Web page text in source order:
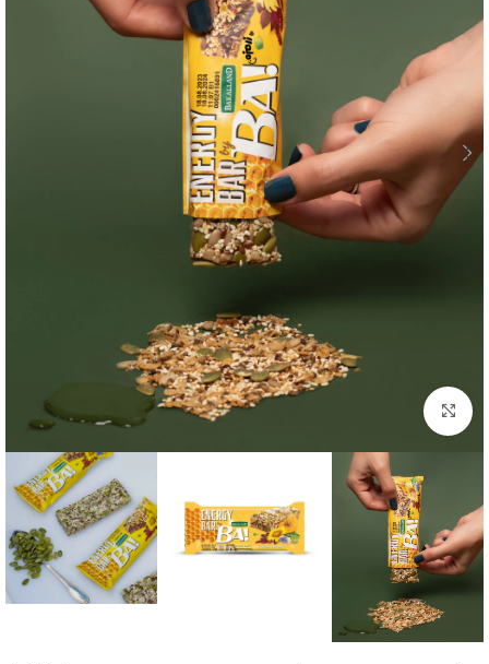
بزرگنمایی تصویر